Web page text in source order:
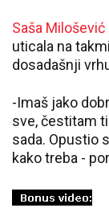
Saša Milošević
uticala na
dosadašnji
-Imaš jako
sve, čestitam
sada. Opustio
kako treba -